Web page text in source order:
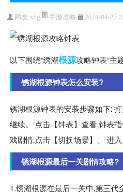
网友:xhg 手游攻略 2024-04-27
以下围绕“绣湖根源攻略钟表”主
锈湖根源钟表怎么安装?
锈湖根源钟表的安装步骤如下:
继续。 点击【钟表】查看,钟表
戏剧情,点击【切换场景】。 进入
锈湖根源最后一关剧情攻略?
1.锈湖根源在最后一关中,第三代